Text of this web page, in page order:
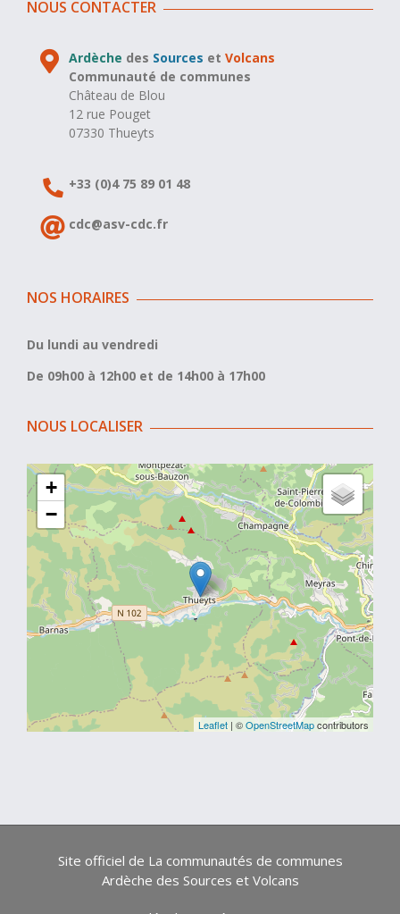
NOUS CONTACTER
Ardèche des Sources etVolcans
Communauté de communes
Château de Blou
12 rue Pouget
07330 Thueyts
+33 (0)4 75 89 01 48
cdc@asv-cdc.fr
NOS HORAIRES
Du lundi au vendredi
De 09h00 à 12h00 et de 14h00 à 17h00
NOUS LOCALISER
+
−
Leaflet | ©OpenStreetMapcontributors
Site officiel de La communautés de communes
Ardèche des Sources et Volcans